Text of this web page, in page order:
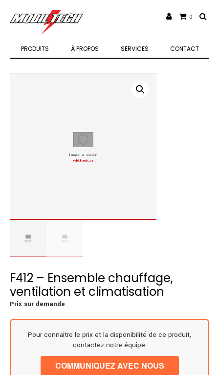
PRODUITS À PROPOS SERVICES CONTACT
0
F412 – Ensemble chauffage,
ventilation et climatisation
Prix sur demande
Pour connaître le prix et la disponibilité de ce produit,
contactez notre équipe.
COMMUNIQUEZ AVEC NOUS